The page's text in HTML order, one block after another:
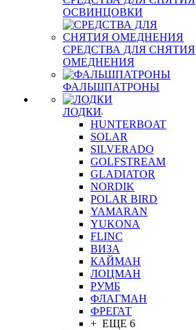
ОСВИНЦОВКИ
СРЕДСТВА ДЛЯ СНЯТИЯ
ОМЕДНЕНИЯ
ФАЛЬШПАТРОНЫ
ЛОДКИ
HUNTERBOAT
SOLAR
SILVERADO
GOLFSTREAM
GLADIATOR
NORDIK
POLAR BIRD
YAMARAN
YUKONA
FLINC
ВИЗА
КАЙМАН
ЛОЦМАН
РУМБ
ФЛАГМАН
ФРЕГАТ
+ ЕЩЕ 6